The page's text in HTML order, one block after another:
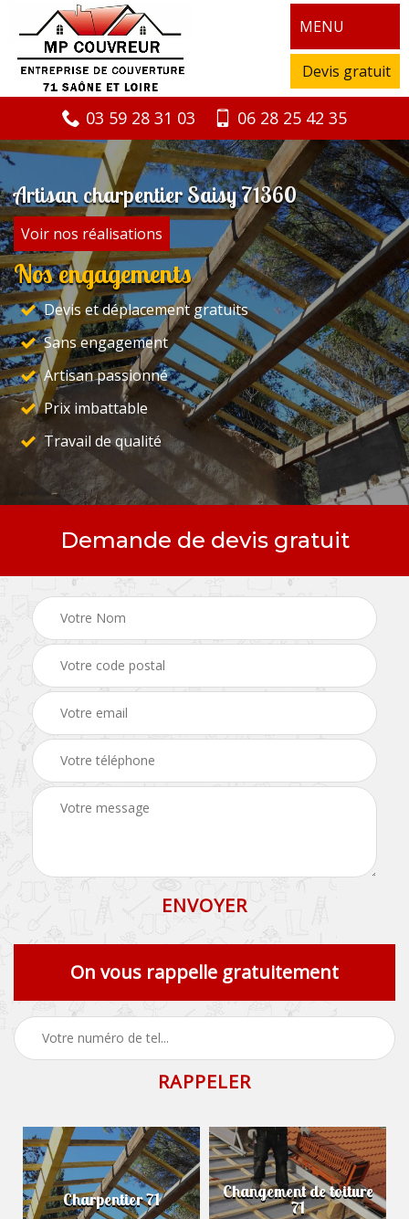
MENU
Devis gratuit
03 59 28 31 03 06 28 25 42 35
Artisan charpentier Saisy 71360
Voir nos réalisations
Nos engagements
Devis et déplacement gratuits
Sans engagement
Artisan passionné
Prix imbattable
Travail de qualité
Demande de devis gratuit
On vous rappelle gratuitement
Charpentier 71 Changement de toiture
71